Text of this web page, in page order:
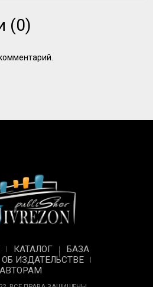
(0)
КАТАЛОГ
БАЗА
ОБ ИЗДАТЕЛЬСТВЕ
АВТОРАМ